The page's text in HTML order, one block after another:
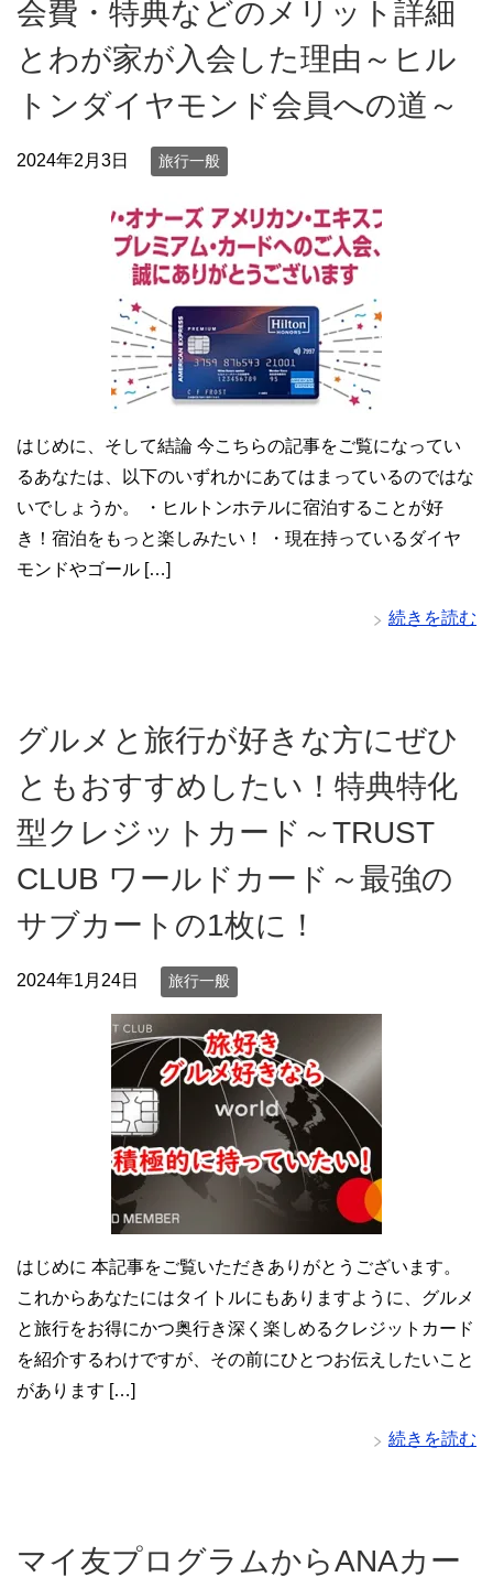
会費・特典などのメリット詳細
とわが家が入会した理由～ヒル
トンダイヤモンド会員への道～
2024年2月3日 旅行一般
はじめに、そして結論 今こちらの記事をご覧になってい
るあなたは、以下のいずれかにあてはまっているのではな
いでしょうか。 ・ヒルトンホテルに宿泊することが好
き！宿泊をもっと楽しみたい！ ・現在持っているダイヤ
モンドやゴール […]
続きを読む
グルメと旅行が好きな方にぜひ
ともおすすめしたい！特典特化
型クレジットカード～TRUST
CLUB ワールドカード～最強の
サブカートの1枚に！
2024年1月24日 旅行一般
はじめに 本記事をご覧いただきありがとうございます。
これからあなたにはタイトルにもありますように、グルメ
と旅行をお得にかつ奥行き深く楽しめるクレジットカード
を紹介するわけですが、その前にひとつお伝えしたいこと
があります […]
続きを読む
マイ友プログラムからANAカー